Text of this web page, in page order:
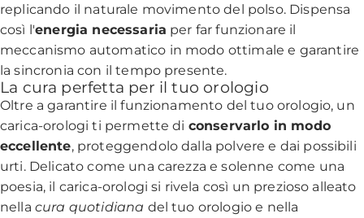
replicando il naturale movimento del polso. Dispensa
così l'energia necessaria per far funzionare il
meccanismo automatico in modo ottimale e garantire
la sincronia con il tempo presente.
La cura perfetta per il tuo orologio
Oltre a garantire il funzionamento del tuo orologio, un
carica-orologi ti permette di conservarlo in modo
eccellente, proteggendolo dalla polvere e dai possibili
urti. Delicato come una carezza e solenne come una
poesia, il carica-orologi si rivela così un prezioso alleato
nella cura quotidiana del tuo orologio e nella